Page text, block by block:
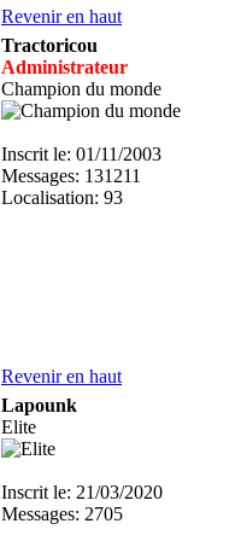
Revenir en haut
Tractoricou
Administrateur
Champion du monde
Inscrit le: 01/11/2003
Messages: 131211
Localisation: 93
Revenir en haut
Lapounk
Elite
Inscrit le: 21/03/2020
Messages: 2705